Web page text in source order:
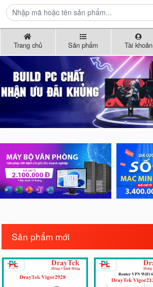
Trang chủ Sản phẩm Tài khoản
Sản phẩm mới